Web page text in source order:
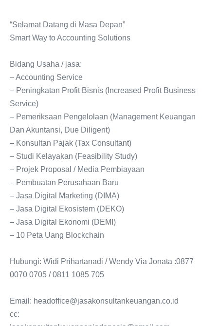
“Selamat Datang di Masa Depan”
Smart Way to Accounting Solutions
Bidang Usaha / jasa:
– Accounting Service
– Peningkatan Profit Bisnis (Increased Profit Business
Service)
– Pemeriksaan Pengelolaan (Management Keuangan
Dan Akuntansi, Due Diligent)
– Konsultan Pajak (Tax Consultant)
– Studi Kelayakan (Feasibility Study)
– Projek Proposal / Media Pembiayaan
– Pembuatan Perusahaan Baru
– Jasa Digital Marketing (DIMA)
– Jasa Digital Ekosistem (DEKO)
– Jasa Digital Ekonomi (DEMI)
– 10 Peta Uang Blockchain
Hubungi: Widi Prihartanadi / Wendy Via Jonata :0877
0070 0705 / 0811 1085 705
Email: headoffice@jasakonsultankeuangan.co.id
cc: